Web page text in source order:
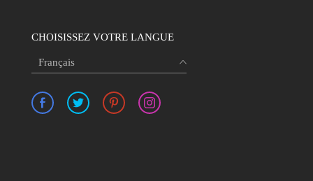
CHOISISSEZ VOTRE LANGUE
Français